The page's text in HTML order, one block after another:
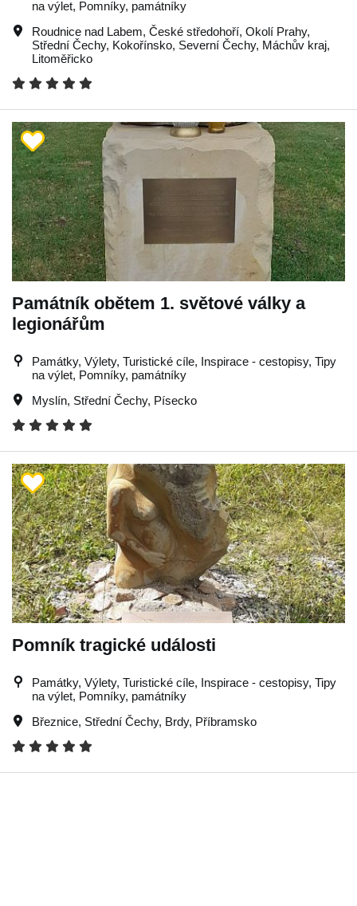
na výlet, Pomníky, památníky
Roudnice nad Labem, České středohoří, Okolí Prahy,
Střední Čechy, Kokořínsko, Severní Čechy, Máchův kraj,
Litoměřicko
Památník obětem 1. světové války a
legionářům
Památky, Výlety, Turistické cíle, Inspirace - cestopisy, Tipy
na výlet, Pomníky, památníky
Myslín, Střední Čechy, Písecko
Pomník tragické události
Památky, Výlety, Turistické cíle, Inspirace - cestopisy, Tipy
na výlet, Pomníky, památníky
Březnice, Střední Čechy, Brdy, Příbramsko